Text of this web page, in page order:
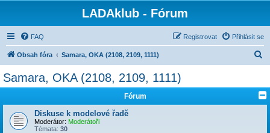
LADAklub - Fórum
FAQ Přihlásit se
Registrovat
Obsah fóra Samara, OKA (2108, 2109, 1111)
d
Samara, OKA (2108, 2109, 1111)
Fórum
Diskuse k modelové řadě
Moderátor: Moderátoři
Témata: 30